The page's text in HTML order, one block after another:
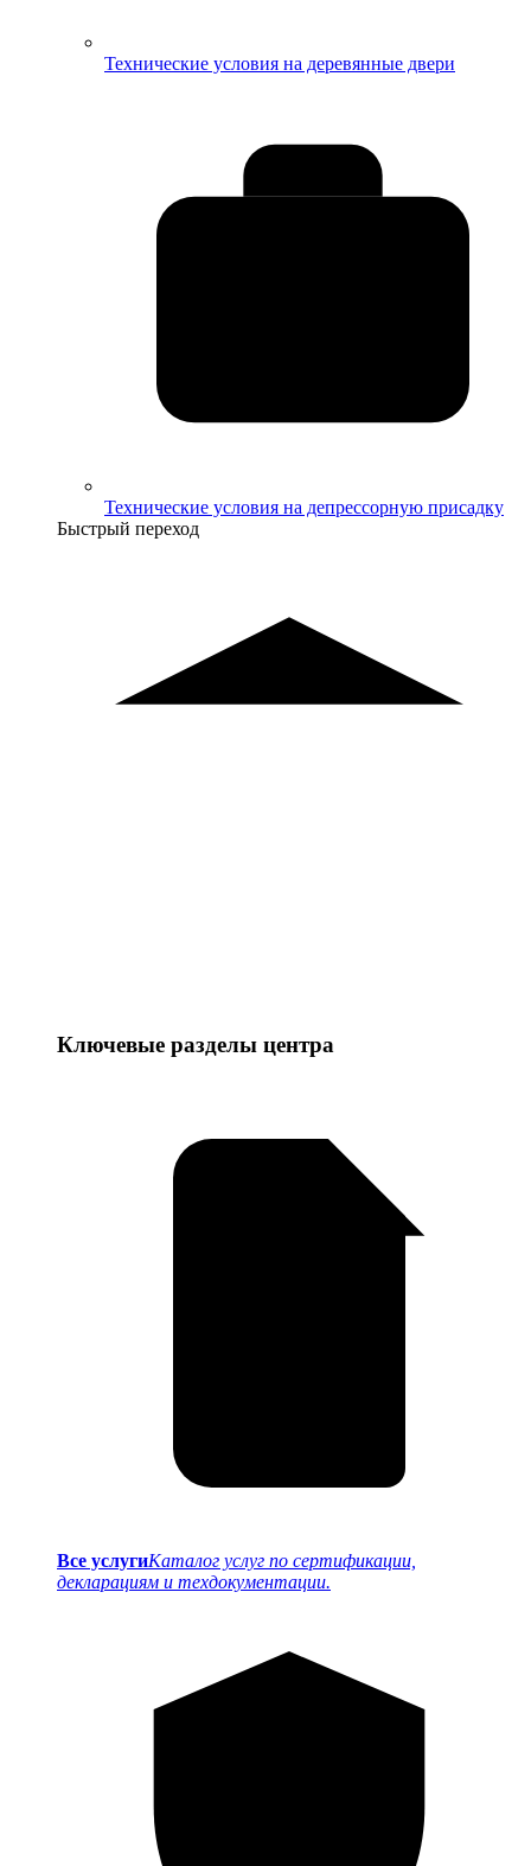
Технические условия на деревянные двери
Технические условия на депрессорную присадку
Быстрый переход
Ключевые разделы центра
Все услугиКаталог услуг по сертификации,
декларациям и техдокументации.